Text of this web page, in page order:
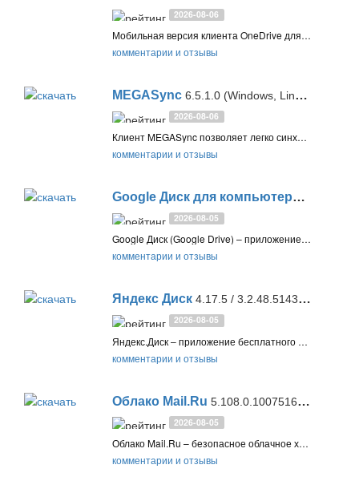
2026-08-06
Мобильная версия клиента OneDrive для iPhone и iPad, позволяющая получать доступ к вашим файлам из любого места, а также оперативно делиться фотографиями, файлами и рабочими документами
комментарии и отзывы
MEGASync 6.5.1.0 (Windows, Linux, macOS) / 16.10.1 (Android) / 18.11 (iOS)
2026-08-06
Клиент MEGASync позволяет легко синхронизировать файлы между компьютером, смартфоном или планшетом и безопасным облачным хранилищем MEGA с надежным шифрованием. Вы получаете 20 ГБ для загрузки и хранения данных бесплатно
комментарии и отзывы
Google Диск для компьютера129.0.1
2026-08-05
Google Диск (Google Drive) – приложение для компьютеров Mac и Windows, которое выполняет резервное копирование файлов и фотографий в сервисы Google Диск и Google Фото для защиты от потери данных
комментарии и отзывы
Яндекс Диск 4.17.5 / 3.2.48.5143 (Windows) / 3.2.43 (macOS) / 6.78.0 (Android) / 6.7.0 (iOS)
2026-08-05
Яндекс.Диск – приложение бесплатного облачного сервиса от Яндекс для онлайн-хранения ваших файлов в Интернете. Обмен файлами, доступ с компьютера и телефона, синхронизация файлов, неограниченный срок хранения
комментарии и отзывы
Облако Mail.Ru 5.108.0.10075161 (Android) / 9.92.0 (iOS)
2026-08-05
Облако Mail.Ru – безопасное облачное хранилище файлов с антивирусной проверкой и удобными функциями организации и доступа. 8 ГБ бесплатно и поддержка синхронизации данных на компьютере и мобильных устройствах
комментарии и отзывы